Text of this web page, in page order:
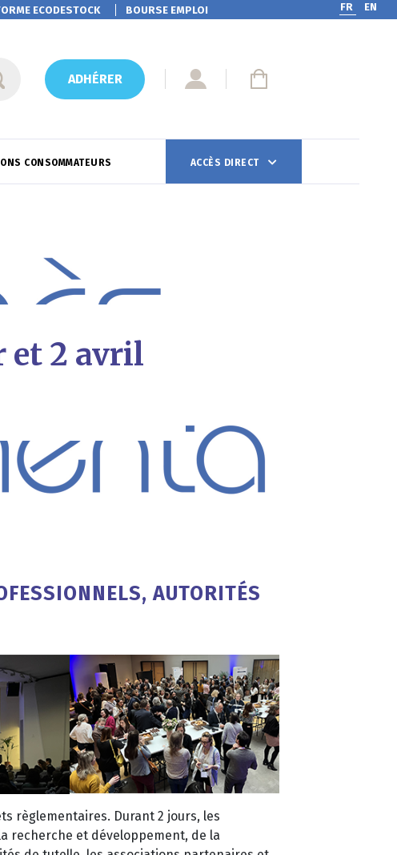
ECODESTOCK BOURSE EMPLOI FR EN
ADHÉRER
CONSOMMATEURS ACCÈS DIRECT
et 2 avril
AUTORITÉS
règlementaires. Durant 2 jours, les
recherche et développement, de la